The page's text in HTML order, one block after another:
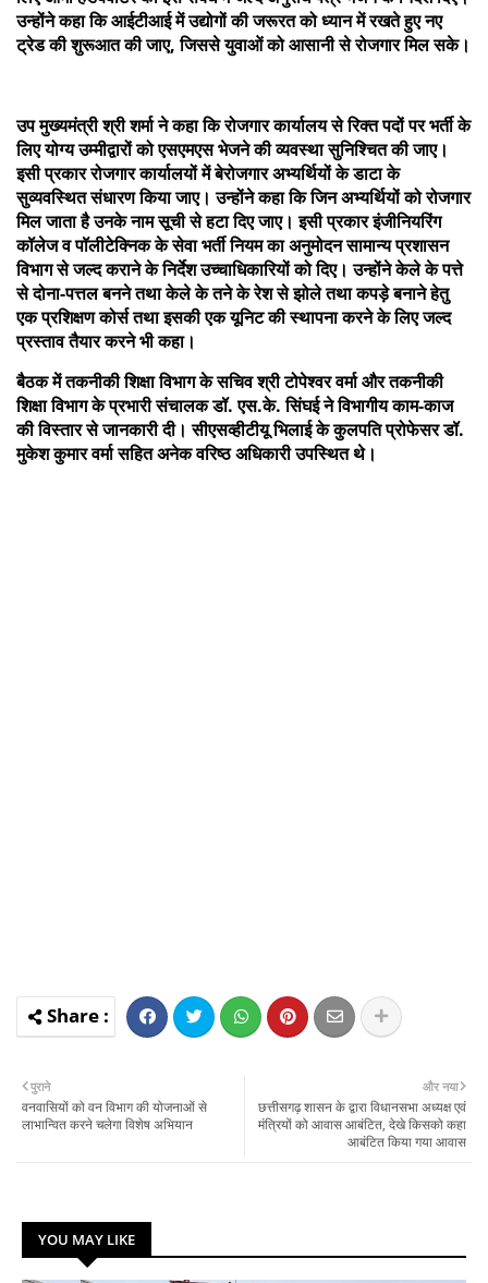
उन्होंने कहा कि आईटीआई में उद्योगों की जरूरत को ध्यान में रखते हुए नए
ट्रेड की शुरूआत की जाए, जिससे युवाओं को आसानी से रोजगार मिल सके।
उप मुख्यमंत्री श्री शर्मा ने कहा कि रोजगार कार्यालय से रिक्त पदों पर भर्ती के
लिए योग्य उम्मीद्वारों को एसएमएस भेजने की व्यवस्था सुनिश्चित की जाए।
इसी प्रकार रोजगार कार्यालयों में बेरोजगार अभ्यर्थियों के डाटा के
सुव्यवस्थित संधारण किया जाए। उन्होंने कहा कि जिन अभ्यर्थियों को रोजगार
मिल जाता है उनके नाम सूची से हटा दिए जाए। इसी प्रकार इंजीनियरिंग
कॉलेज व पॉलीटेक्निक के सेवा भर्ती नियम का अनुमोदन सामान्य प्रशासन
विभाग से जल्द कराने के निर्देश उच्चाधिकारियों को दिए। उन्होंने केले के पत्ते
से दोना-पत्तल बनने तथा केले के तने के रेश से झोले तथा कपड़े बनाने हेतु
एक प्रशिक्षण कोर्स तथा इसकी एक यूनिट की स्थापना करने के लिए जल्द
प्रस्ताव तैयार करने भी कहा।
बैठक में तकनीकी शिक्षा विभाग के सचिव श्री टोपेश्वर वर्मा और तकनीकी
शिक्षा विभाग के प्रभारी संचालक डॉ. एस.के. सिंघई ने विभागीय काम-काज
की विस्तार से जानकारी दी। सीएसव्हीटीयू भिलाई के कुलपति प्रोफेसर डॉ.
मुकेश कुमार वर्मा सहित अनेक वरिष्ठ अधिकारी उपस्थित थे।
और नया
छत्तीसगढ़ शासन के द्वारा विधानसभा अध्यक्ष एवं
मंत्रियों को आवास आबंटित, देखे किसको कहा
आबंटित किया गया आवास
पुराने
वनवासियों को वन विभाग की योजनाओं से
लाभान्वित करने चलेगा विशेष अभियान
YOU MAY LIKE